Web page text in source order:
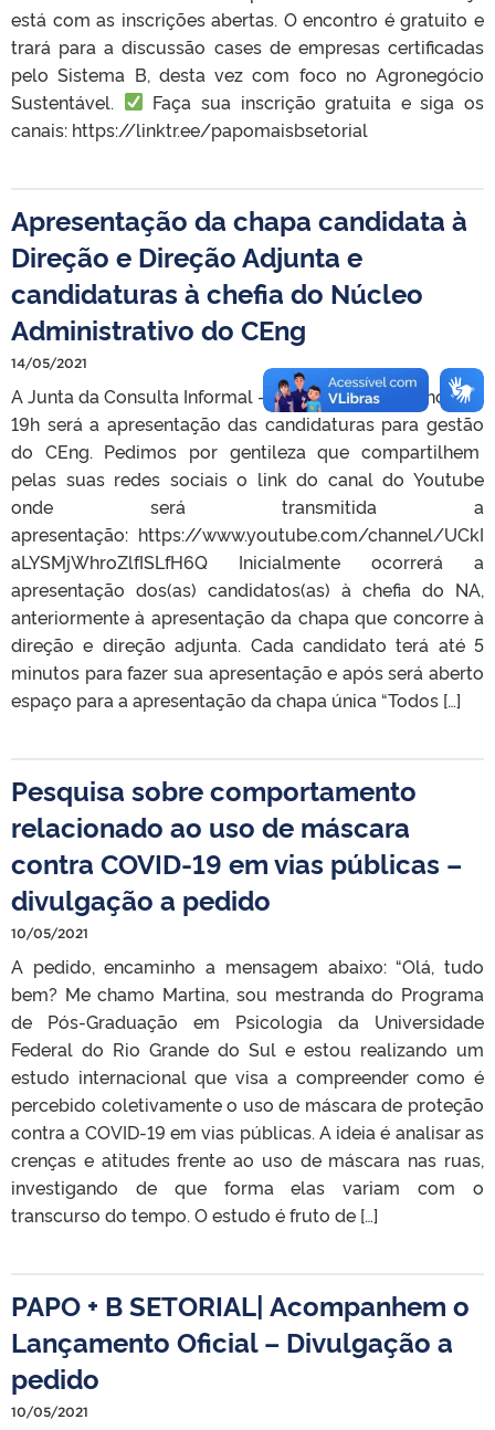
está com as inscrições abertas. O encontro é gratuito e
trará para a discussão cases de empresas certificadas
pelo Sistema B, desta vez com foco no Agronegócio
Sustentável.
Faça sua inscrição gratuita e siga os
canais: https://linktr.ee/papomaisbsetorial
Apresentação da chapa candidata à
Direção e Direção Adjunta e
candidaturas à chefia do Núcleo
Administrativo do CEng
14/05/2021
A Junta da Consulta Informal – JCI comunica que hoje às
19h será a apresentação das candidaturas para gestão
do CEng. Pedimos por gentileza que compartilhem
pelas suas redes sociais o link do canal do Youtube
onde será transmitida a
apresentação: https://www.youtube.com/channel/UCkI
aLYSMjWhroZlfISLfH6Q Inicialmente ocorrerá a
apresentação dos(as) candidatos(as) à chefia do NA,
anteriormente à apresentação da chapa que concorre à
direção e direção adjunta. Cada candidato terá até 5
minutos para fazer sua apresentação e após será aberto
espaço para a apresentação da chapa única “Todos […]
Pesquisa sobre comportamento
relacionado ao uso de máscara
contra COVID-19 em vias públicas –
divulgação a pedido
10/05/2021
A pedido, encaminho a mensagem abaixo: “Olá, tudo
bem? Me chamo Martina, sou mestranda do Programa
de Pós-Graduação em Psicologia da Universidade
Federal do Rio Grande do Sul e estou realizando um
estudo internacional que visa a compreender como é
percebido coletivamente o uso de máscara de proteção
contra a COVID-19 em vias públicas. A ideia é analisar as
crenças e atitudes frente ao uso de máscara nas ruas,
investigando de que forma elas variam com o
transcurso do tempo. O estudo é fruto de […]
PAPO + B SETORIAL| Acompanhem o
Lançamento Oficial – Divulgação a
pedido
10/05/2021